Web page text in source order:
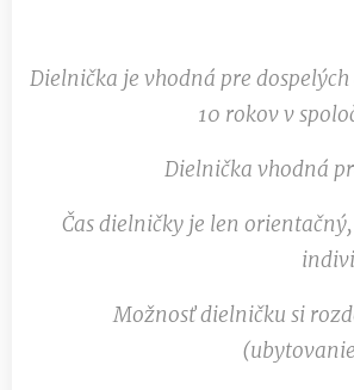
Dielnička je vhodná pre
10 rokov v
Dielnička vhodná
Čas dielničky je len
Možnosť dielničku si